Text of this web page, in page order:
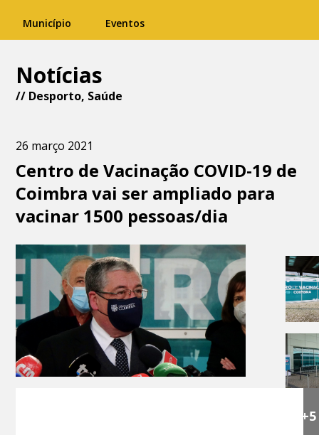
Município Eventos
Notícias
// Desporto, Saúde
26 março 2021
Centro de Vacinação COVID-19 de
Coimbra vai ser ampliado para
vacinar 1500 pessoas/dia
+5